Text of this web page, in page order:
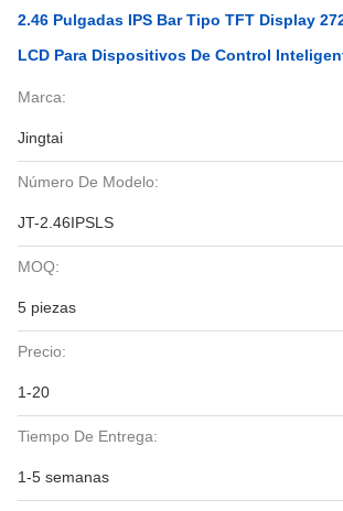
2.46 Pulgadas IPS Bar Tipo TFT Display
LCD Para Dispositivos De Control
Marca:
Jingtai
Número De Modelo:
JT-2.46IPSLS
MOQ:
5 piezas
Precio:
1-20
Tiempo De Entrega:
1-5 semanas